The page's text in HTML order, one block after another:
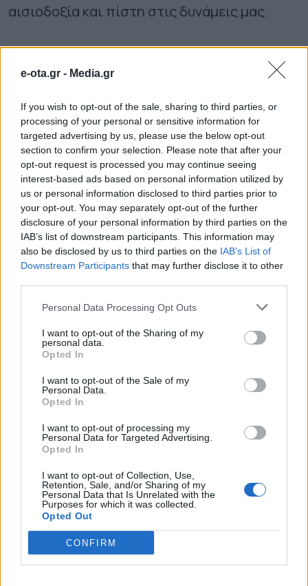
e-ota.gr - Media.gr
If you wish to opt-out of the sale, sharing to third parties, or
processing of your personal or sensitive information for
targeted advertising by us, please use the below opt-out
section to confirm your selection. Please note that after your
opt-out request is processed you may continue seeing
interest-based ads based on personal information utilized by
us or personal information disclosed to third parties prior to
your opt-out. You may separately opt-out of the further
disclosure of your personal information by third parties on the
IAB’s list of downstream participants. This information may
also be disclosed by us to third parties on the IAB’s List of
Downstream Participants that may further disclose it to other
Personal Data Processing Opt Outs
I want to opt-out of the Sharing of my
personal data.
Opted In
I want to opt-out of the Sale of my
Personal Data.
Opted In
I want to opt-out of processing my
Personal Data for Targeted Advertising.
Opted In
I want to opt-out of Collection, Use,
Retention, Sale, and/or Sharing of my
Personal Data that Is Unrelated with the
Purposes for which it was collected.
Opted Out
CONFIRM
αισιοδοξία και πίστη στις δυνάμεις μας.
Αγαπητοί συνδημότες,
Ηράκλειο από τη στασιμότητα και την κρίση.
Το κρίσιμο διακύβευμα για το Δήμο σήμερα
είναι εάν θα συναντηθούν οι δυνάμεις που
διαθέτουν ισχυρές κοινωνικές αναφορές,
όραμα και ευαισθησία για το μέλλον της
πόλης.
Σε αυτή την προοπτική θα είναι καταλυτική
η συλλογική συμμετοχή των Δημοτών.
Μέσα στα χαρακτηριστικά της πόλης μας –
βρίσκονται συνυφασμένες με το όνομα της,
υπέρβαση.
Αυτές τις αρετές οφείλουμε να αναδείξουμε
ξανά, και, όλοι μαζί, να ωθήσουμε το
Ηράκλειο, προς τα εμπρός, προς την
πρόοδο, την ευημερία, το ΜΕΛΛΟΝ.